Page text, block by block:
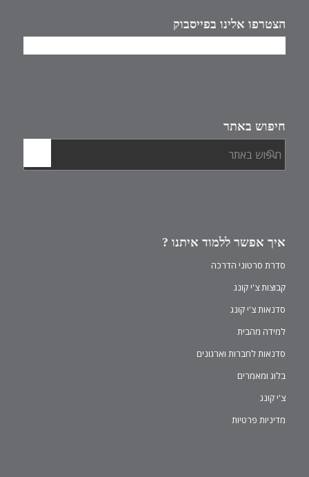
הצטרפו אלינו בפייסבוק
חיפוש באתר
איך אפשר ללמוד איתנו ?
סדרת סרטוני הדרכה
קבוצות צ'י קונג
סדנאות צ'י קונג
למידה מהבית
סדנאות לחברות וארגונים
בלוג ומאמרים
צ'י קונג
מדיניות פרטיות